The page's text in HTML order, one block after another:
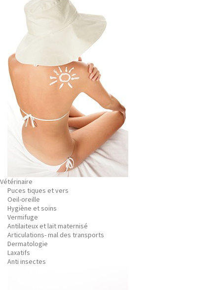
Vétérinaire
Puces tiques et vers
Oeil-oreille
Hygiène et soins
Vermifuge
Antilaiteux et lait maternisé
Articulations- mal des transports
Dermatologie
Laxatifs
Anti insectes